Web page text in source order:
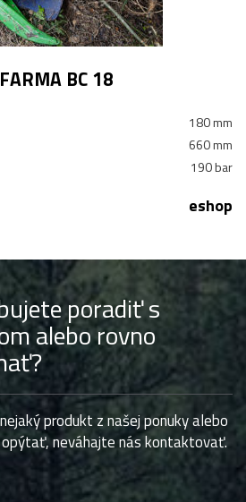
BC 18
180 mm
660 mm
190 bar
eshop
poradiť s
alebo rovno
produkt z našej ponuky alebo
neváhajte nás kontaktovať.